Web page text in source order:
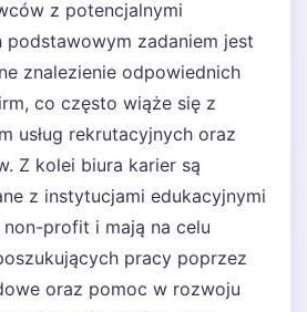
z potencjalnymi
podstawowym zadaniem jest
znalezienie odpowiednich
co często wiąże się z
usług rekrutacyjnych oraz
Z kolei biura karier są
z instytucjami edukacyjnymi
profit i mają na celu
pracy poprzez
oraz pomoc w rozwoju